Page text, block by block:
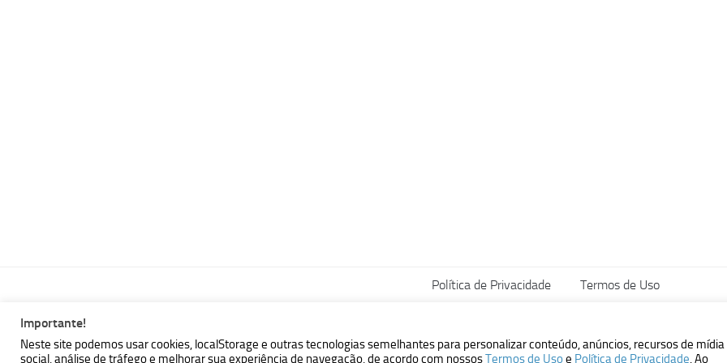
Política de Privacidade Termos de Uso
MBallem | Programando com Java © 2026. Todos Direitos Reservados.
Powered by - Designed with theHueman theme
Importante!
Neste site podemos usar cookies, localStorage e outras tecnologias semelhantes para personalizar conteúdo, anúncios, recursos de mídia
social, análise de tráfego e melhorar sua experiência de navegação, de acordo com nossosTermos de Usoe Política de Privacidade. Ao